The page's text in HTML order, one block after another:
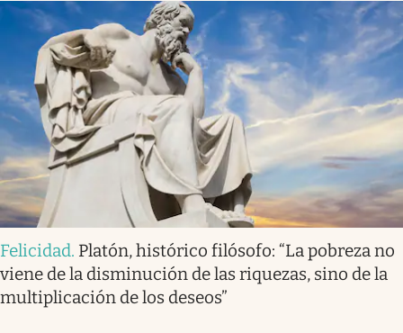
Felicidad. Platón, histórico filósofo: “La pobreza no
viene de la disminución de las riquezas, sino de la
multiplicación de los deseos”